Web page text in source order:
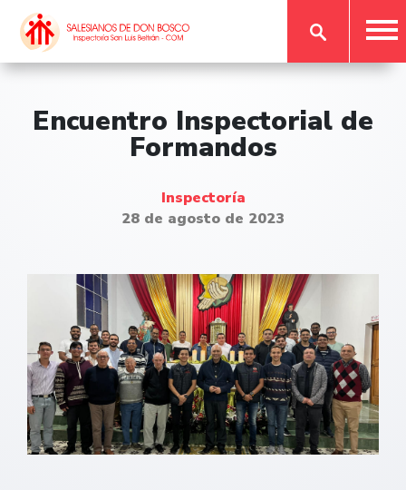
Encuentro Inspectorial de
Formandos
Inspectoría
28 de agosto de 2023